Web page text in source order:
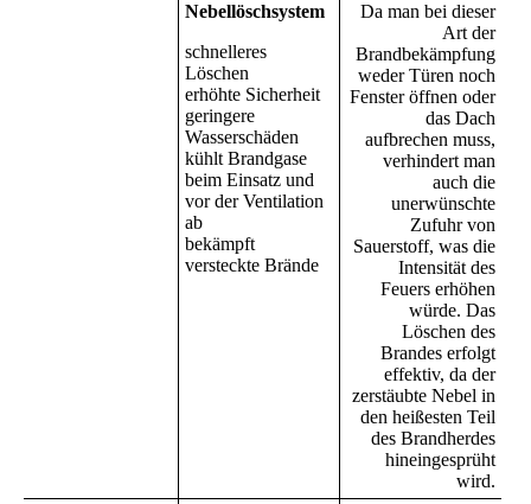
Nebellöschsystem
schnelleres
Löschen
erhöhte Sicherheit
geringere
Wasserschäden
kühlt Brandgase
beim Einsatz und
vor der Ventilation
ab
bekämpft
versteckte Brände
Da man bei dieser
Art der
Brandbekämpfung
weder Türen noch
Fenster öffnen oder
das Dach
aufbrechen muss,
verhindert man
auch die
unerwünschte
Zufuhr von
Sauerstoff, was die
Intensität des
Feuers erhöhen
würde. Das
Löschen des
Brandes erfolgt
effektiv, da der
zerstäubte Nebel in
den heißesten Teil
des Brandherdes
hineingesprüht
wird.